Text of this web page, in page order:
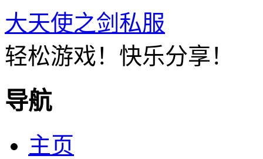
大天使之剑私服
轻松游戏！快乐分享！
导航
主页